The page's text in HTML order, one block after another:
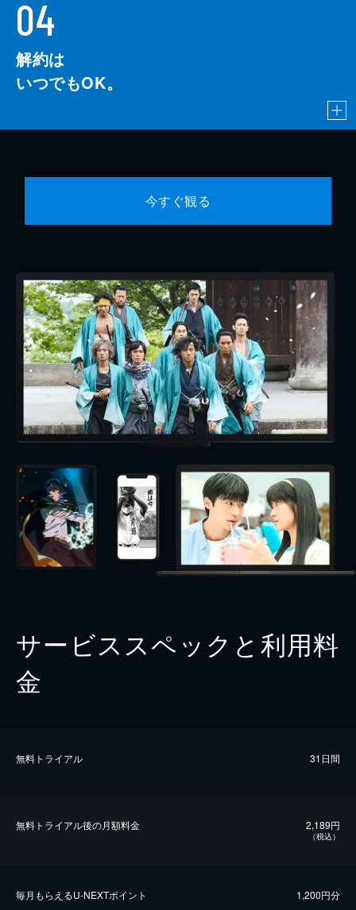
04
解約は
いつでもOK。
今すぐ観る
サービススペックと利用料
金
無料トライアル 31日間
無料トライアル後の⽉額料金 2,189円
（税込）
毎⽉もらえるU-NEXTポイント 1,200円分